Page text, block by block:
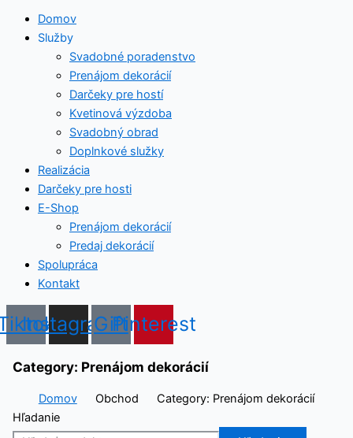
Domov
Služby
Svadobné poradenstvo
Prenájom dekorácií
Darčeky pre hostí
Kvetinová výzdoba
Svadobný obrad
Doplnkové služky
Realizácia
Darčeky pre hosti
E-Shop
Prenájom dekorácií
Predaj dekorácií
Spolupráca
Kontakt
Instagram
GiftPinterest
Category: Prenájom dekorácií
Domov Obchod
Category: Prenájom dekorácií
Hľadanie